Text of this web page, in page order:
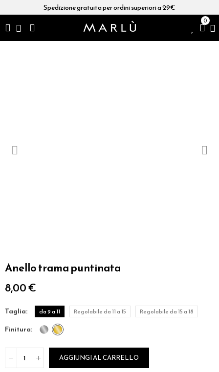
Spedizione gratuita per ordini superiori a 29€
0
Anello trama puntinata
8,00 €
taglia da 9 a 11 Regolabile da 11 a 15 Regolabile da 15 a 18
finitura
AGGIUNGI AL CARRELLO